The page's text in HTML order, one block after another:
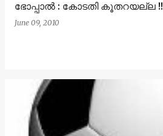
ഭോപ്പാല്‍ : കോടതി കൂതറയല്ല !!
June 09, 2010